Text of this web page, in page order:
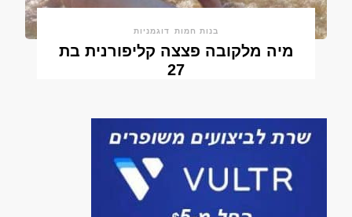
בנות חמות דוגמניות
מיה מלקובה פצצה קליפורנית בת
27